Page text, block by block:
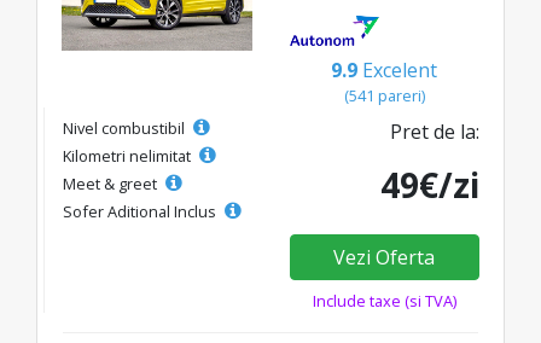
9.9 Excelent
(541 pareri)
Nivel combustibil
Kilometri nelimitat
Meet & greet
Sofer Aditional Inclus
Pret de la:
49€/zi
Vezi Oferta
Include taxe (si TVA)